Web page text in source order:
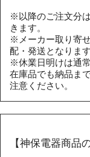
※以降のご注文分
きます。
※メーカー取り寄
配・発送となります
※休業日明けは通
在庫品でも納品ま
注意ください。
【神保電器商品